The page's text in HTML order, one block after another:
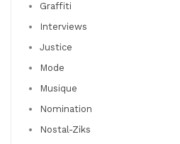
Graffiti
Interviews
Justice
Mode
Musique
Nomination
Nostal-Ziks